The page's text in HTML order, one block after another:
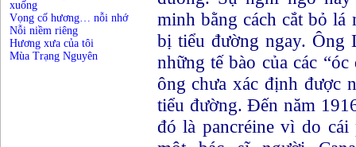
xuống
Vọng cố hương… nỗi nhớ
Nỗi niềm riêng
Hương xưa của tôi
Mùa Trạng Nguyên
minh bằng cách cắt bỏ
bị tiểu đường ngay. Ông
những tế bào của các
ông chưa xác định được
tiểu đường. Đến năm
đó là pancréine vì do cái